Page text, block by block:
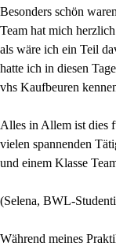
Besonders schön
Team hat mich
als wäre ich ein Teil
hatte ich in diesen
vhs Kaufbeuren
Alles in Allem ist dies
vielen spannenden
und einem Klasse
(Selena, BWL-
Während meines